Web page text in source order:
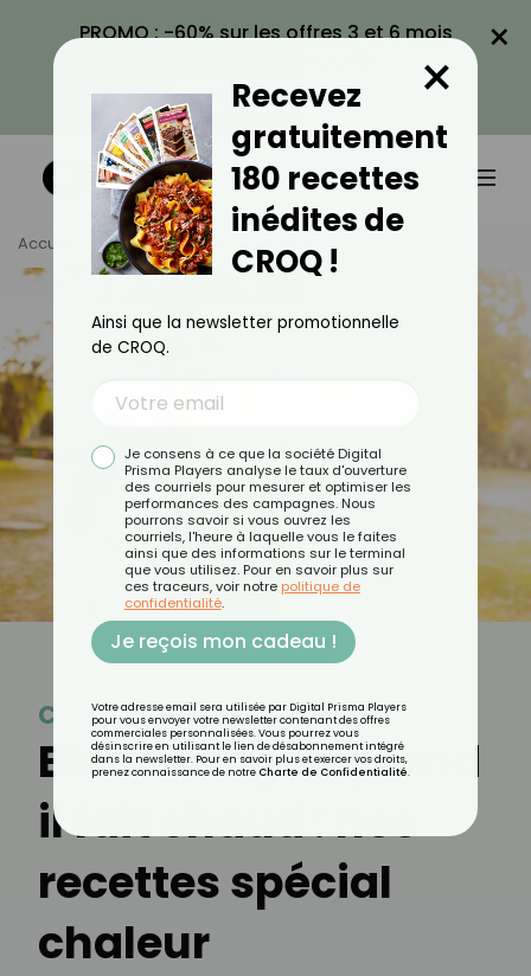
PROMO : -60% sur les offres 3 et 6 mois
VOIR LA PROMO
×
Accueil Tag Chaleur
Chaleur
Bien manger quand
il fait chaud : nos
recettes spécial
chaleur
Recevez
gratuitement
180 recettes
inédites de
CROQ !
×
Ainsi que la newsletter promotionnelle
de CROQ.
Je consens à ce que la société Digital
Prisma Players analyse le taux d'ouverture
des courriels pour mesurer et optimiser les
performances des campagnes. Nous
pourrons savoir si vous ouvrez les
courriels, l'heure à laquelle vous le faites
ainsi que des informations sur le terminal
que vous utilisez. Pour en savoir plus sur
ces traceurs, voir notre politique de
confidentialité.
Je reçois mon cadeau !
Votre adresse email sera utilisée par Digital Prisma Players
pour vous envoyer votre newsletter contenant des offres
commerciales personnalisées. Vous pourrez vous
désinscrire en utilisant le lien de désabonnement intégré
dans la newsletter. Pour en savoir plus et exercer vos droits,
prenez connaissance de notre Charte de Confidentialité.